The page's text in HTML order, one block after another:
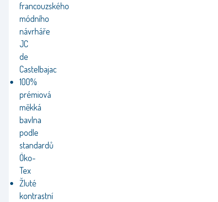
francouzského
módního
návrháře
JC
de
Castelbajac
100%
prémiová
měkká
bavlna
podle
standardů
Öko-
Tex
Žluté
kontrastní